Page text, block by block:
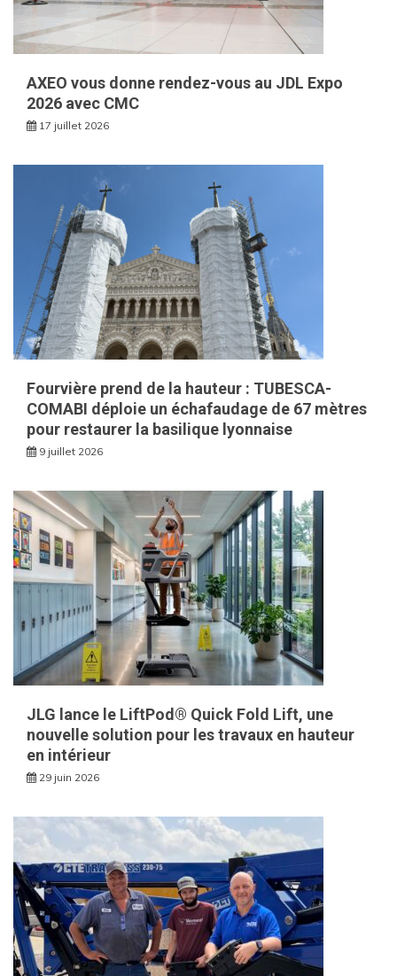
AXEO vous donne rendez-vous au JDL Expo
2026 avec CMC
17 juillet 2026
Fourvière prend de la hauteur : TUBESCA-
COMABI déploie un échafaudage de 67 mètres
pour restaurer la basilique lyonnaise
9 juillet 2026
JLG lance le LiftPod® Quick Fold Lift, une
nouvelle solution pour les travaux en hauteur
en intérieur
29 juin 2026